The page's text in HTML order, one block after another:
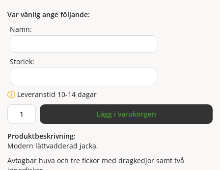
Var vänlig ange följande:
Namn:
Storlek:
Leveranstid 10-14 dagar
Lägg i varukorgen
Produktbeskrivning:
Modern lättvadderad jacka.
Avtagbar huva och tre fickor med dragkedjor samt två